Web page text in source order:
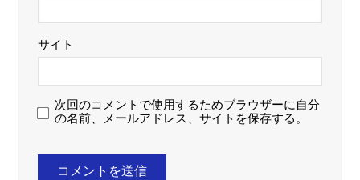
サイト
次回のコメントで使用するためブラウザーに自分
の名前、メールアドレス、サイトを保存する。